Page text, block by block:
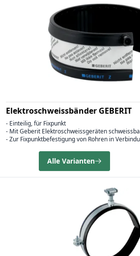
Elektroschweissbänder GEBERIT
- Einteilig, für Fixpunkt
- Mit Geberit Elektroschweissgeräten
- Zur Fixpunktbefestigung von Rohren in
Alle Varianten